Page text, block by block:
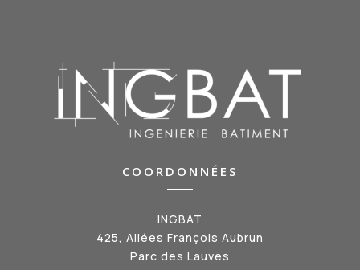
COORDONNÉES
INGBAT
425, Allées François Aubrun
Parc des Lauves